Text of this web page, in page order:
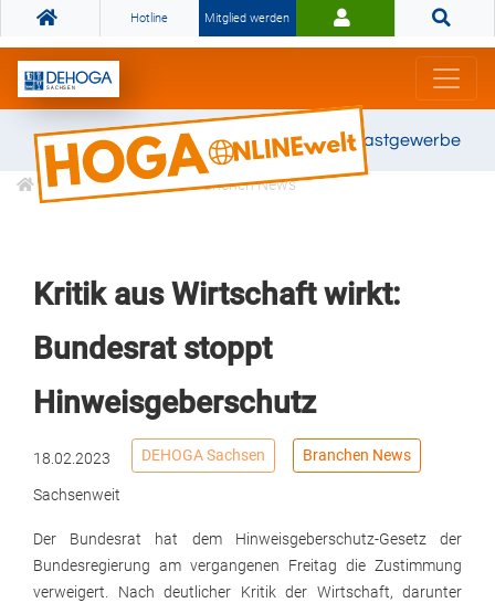
Hotline Mitglied werden
Gemeinsam stark für das Gastgewerbe
Informationen Branchen News
Kritik aus Wirtschaft wirkt:
Bundesrat stoppt
Hinweisgeberschutz
18.02.2023 DEHOGA Sachsen Branchen News
Sachsenweit
Der Bundesrat hat dem Hinweisgeberschutz-Gesetz der
Bundesregierung am vergangenen Freitag die Zustimmung
verweigert. Nach deutlicher Kritik der Wirtschaft, darunter